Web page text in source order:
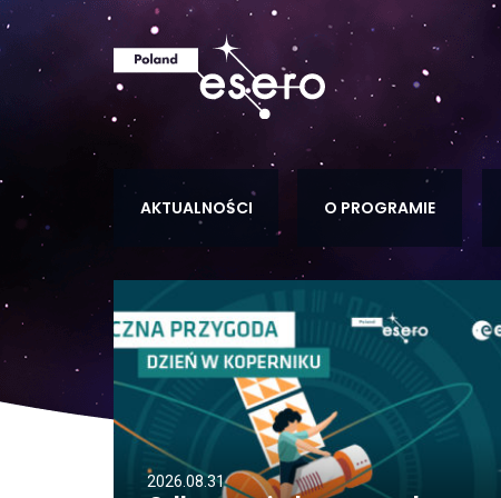
AKTUALNOŚCI O PROGRAMIE
2026.08.31